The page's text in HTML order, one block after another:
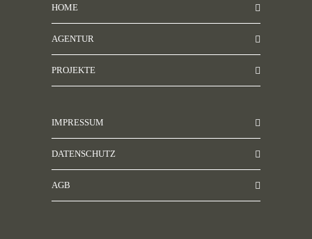
HOME
AGENTUR
PROJEKTE
IMPRESSUM
DATENSCHUTZ
AGB